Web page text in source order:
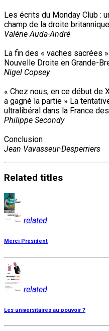
Les écrits du Monday Club :
champ de la droite britannique
Valérie Auda-André
La fin des « vaches sacrées
Nouvelle Droite en Grande-
Nigel Copsey
« Chez nous, en ce début de
a gagné la partie » La
ultralibéral dans la France
Philippe Secondy
Conclusion
Jean Vavasseur-Desperriers
Related titles
related
Merci Président
related
Les universitaires au pouvoir ?